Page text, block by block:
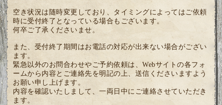
空き状況は随時変更しており、タイミングによってはご依頼
時に受付終了となっている場合もございます。
何卒ご了承くださいませ。
また、受付終了期間はお電話の対応が出来ない場合がござい
ます。
緊急以外のお問合わせやご予約依頼は、Webサイトの各フォ
ームから内容とご連絡先を明記の上、送信くださいますよう
お願い申し上げます。
内容を確認いたしまして、一両日中にご連絡させていただき
ます。